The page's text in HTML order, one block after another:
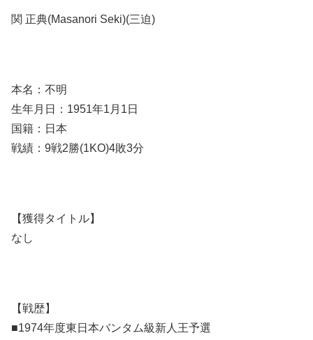
関 正典(Masanori Seki)(三迫)
本名：不明
生年月日：1951年1月1日
国籍：日本
戦績：9戦2勝(1KO)4敗3分
【獲得タイトル】
なし
【戦歴】
■1974年度東日本バンタム級新人王予選